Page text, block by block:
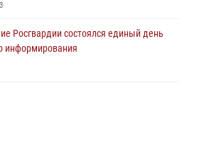
3
Росгвардии состоялся единый день
информирования